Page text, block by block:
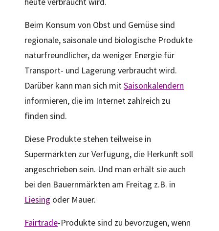
Beim Konsum von Obst und Gemüse sind
regionale, saisonale und biologische Produkte
naturfreundlicher, da weniger Energie für
Transport- und Lagerung verbraucht wird.
Darüber kann man sich mit Saisonkalendern
informieren, die im Internet zahlreich zu
finden sind.
Diese Produkte stehen teilweise in
Supermärkten zur Verfügung, die Herkunft soll
angeschrieben sein. Und man erhält sie auch
bei den Bauernmärkten am Freitag z.B. in
Liesing oder Mauer.
Fairtrade-Produkte sind zu bevorzugen, wenn